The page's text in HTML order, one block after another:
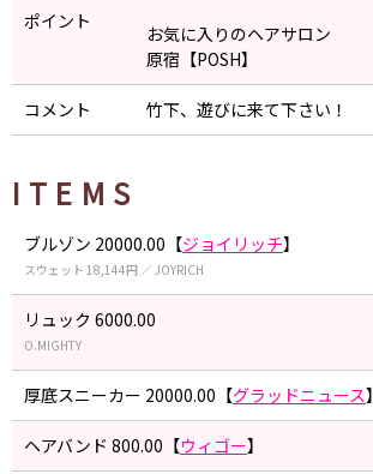
ポイント
お気に入りのヘアサロン
原宿【POSH】
コメント 竹下、遊びに来て下さい！
ITEMS
ブルゾン 20000.00【ジョイリッチ】
スウェット 18,144円 ／ JOYRICH
リュック 6000.00
O.MIGHTY
厚底スニーカー 20000.00【グラッドニュース】
ヘアバンド 800.00【ウィゴー】